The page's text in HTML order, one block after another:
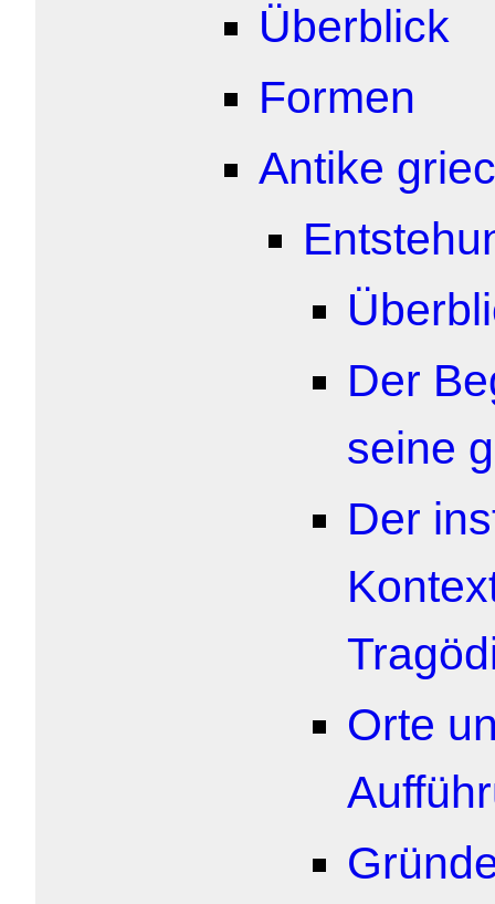
Überblick
Formen
Antike
Der
seine
Der
Orte